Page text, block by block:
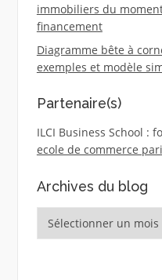
immobiliers du
financement
Diagramme bête à
exemples et modèle
Partenaire(s)
ILCI Business School :
ecole de commerce
Archives du blog
du